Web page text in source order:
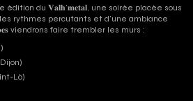
du 𝐕𝐚𝐥𝐡’𝐦𝐞𝐭𝐚𝐥, une soirée placée sous
rythmes percutants et d'une ambiance
viendrons faire trembler les murs :
Lô)